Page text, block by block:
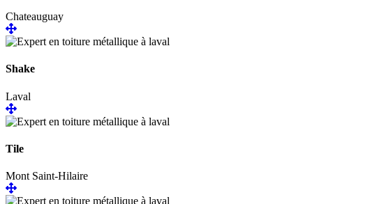
Chateauguay
Shake
Laval
Tile
Mont Saint-Hilaire